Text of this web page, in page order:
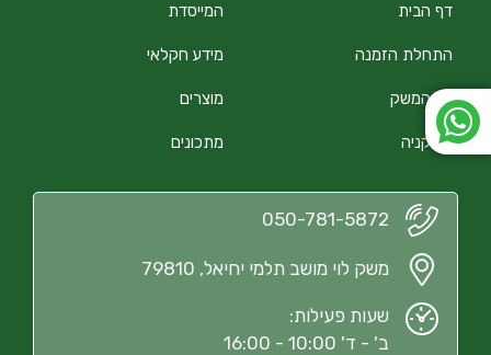
דף הבית
התחלת הזמנה
על המשק
הירקניה
המייסדת
מידע חקלאי
מוצרים
מתכונים
050-781-5872
משק לוי מושב תלמי יחיאל, 79810
שעות פעילות:
ב' - ד' 10:00 - 16:00